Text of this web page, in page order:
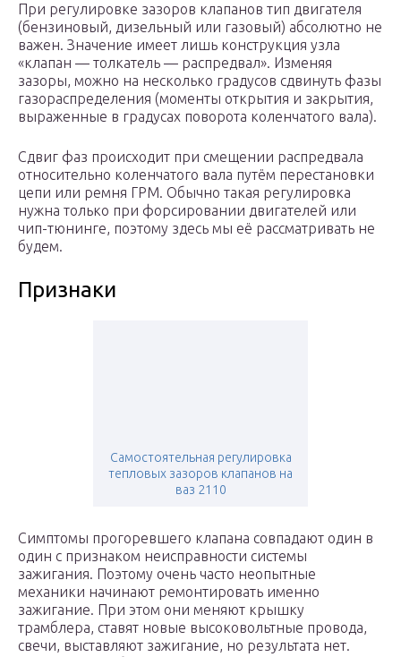
При регулировке зазоров клапанов тип двигателя
(бензиновый, дизельный или газовый) абсолютно не
важен. Значение имеет лишь конструкция узла
«клапан — толкатель — распредвал». Изменяя
зазоры, можно на несколько градусов сдвинуть фазы
газораспределения (моменты открытия и закрытия,
выраженные в градусах поворота коленчатого вала).
Сдвиг фаз происходит при смещении распредвала
относительно коленчатого вала путём перестановки
цепи или ремня ГРМ. Обычно такая регулировка
нужна только при форсировании двигателей или
чип-тюнинге, поэтому здесь мы её рассматривать не
будем.
Признаки
Самостоятельная регулировка
тепловых зазоров клапанов на
ваз 2110
Симптомы прогоревшего клапана совпадают один в
один с признаком неисправности системы
зажигания. Поэтому очень часто неопытные
механики начинают ремонтировать именно
зажигание. При этом они меняют крышку
трамблера, ставят новые высоковольтные провода,
свечи, выставляют зажигание, но результата нет.